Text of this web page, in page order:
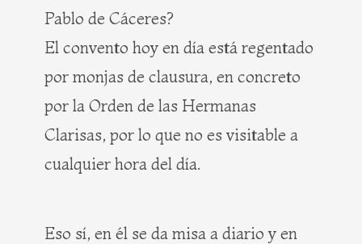
Pablo de Cáceres?
El convento hoy en día está regentado
por monjas de clausura, en concreto
por la Orden de las Hermanas
Clarisas, por lo que no es visitable a
cualquier hora del día.
Eso sí, en él se da misa a diario y en